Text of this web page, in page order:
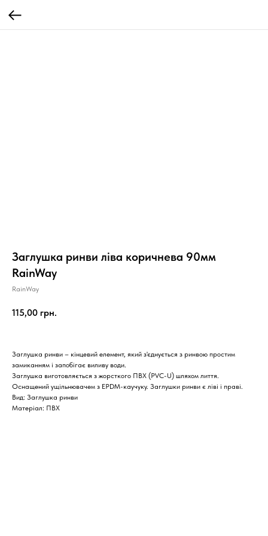
Заглушка ринви ліва коричнева 90мм
RainWay
RainWay
115,00 грн.
Заглушка ринви – кінцевий елемент, який з'єднується з ринвою простим
замиканням і запобігає виливу води.
Заглушка виготовляється з жорсткого ПВХ (PVC-U) шляхом лиття.
Оснащений ущільнювачем з EPDM-каучуку. Заглушки ринви є ліві і праві.
Вид: Заглушка ринви
Матеріал: ПВХ